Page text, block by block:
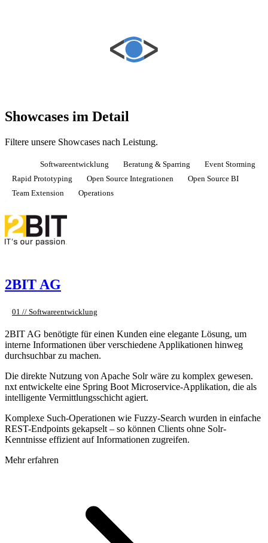
Showcases im Detail
Filtere unsere Showcases nach Leistung.
Softwareentwicklung Beratung & Sparring
Event Storming
Rapid Prototyping
Open Source Integrationen
Open Source BI
Team Extension
Operations
2BIT AG
01 // Softwareentwicklung
2BIT AG benötigte für einen Kunden eine elegante Lösung, um
interne Informationen über verschiedene Applikationen hinweg
durchsuchbar zu machen.
Die direkte Nutzung von Apache Solr wäre zu komplex gewesen.
nxt entwickelte eine Spring Boot Microservice-Applikation, die als
intelligente Vermittlungsschicht agiert.
Komplexe Such-Operationen wie Fuzzy-Search wurden in einfache
REST-Endpoints gekapselt – so können Clients ohne Solr-
Kenntnisse effizient auf Informationen zugreifen.
Mehr erfahren